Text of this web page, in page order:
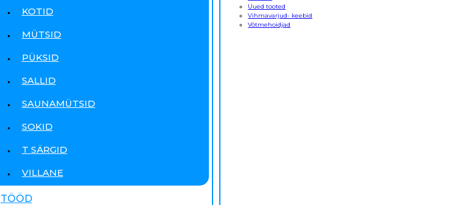
KOTID
MÜTSID
PÜKSID
SALLID
SAUNAMÜTSID
SOKID
T SÄRGID
VILLANE
TÖÖD
Uued tooted
Vihmavarjud- keebid
Võtmehoidjad